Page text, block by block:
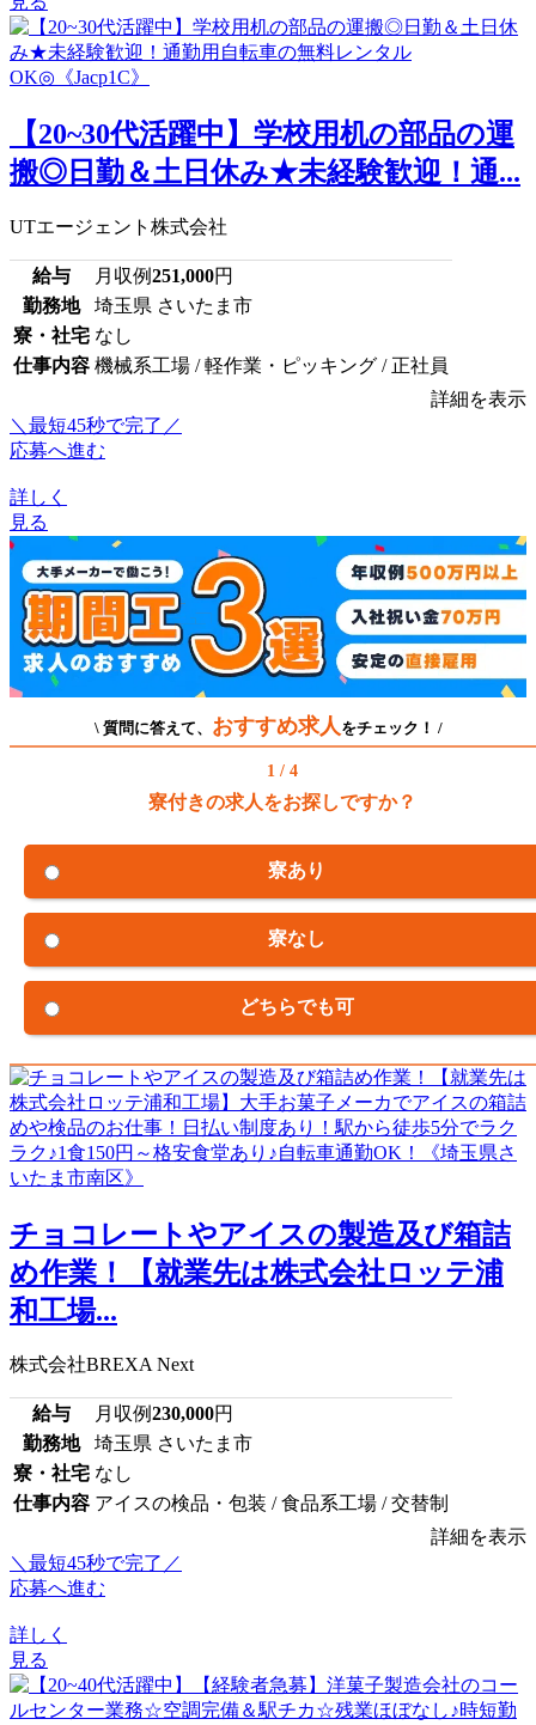
【20~30代活躍中】学校用机の部品の運
搬◎日勤＆土日休み★未経験歓迎！通...
UTエージェント株式会社
給与 月収例251,000円
勤務地
埼玉県 さいたま市
寮・社宅 なし
仕事内容 機械系工場 / 軽作業・ピッキング / 正社員
詳細を表示
＼最短45秒で完了／
応募へ進む
詳しく
見る
\ 質問に答えて、 おすすめ求人 をチェック！ /
1 / 4
寮付きの求人をお探しですか？
寮あり
寮なし
どちらでも可
チョコレートやアイスの製造及び箱詰
め作業！【就業先は株式会社ロッテ浦
和工場...
株式会社BREXA Next
給与 月収例230,000円
勤務地
埼玉県 さいたま市
寮・社宅 なし
仕事内容 アイスの検品・包装 / 食品系工場 / 交替制
詳細を表示
＼最短45秒で完了／
応募へ進む
詳しく
見る